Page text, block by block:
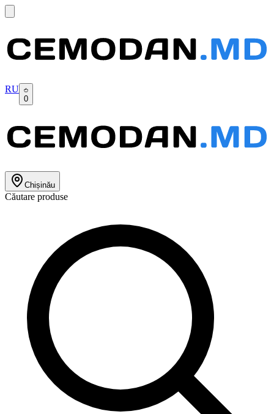
RU
0
Chișinău
Căutare produse